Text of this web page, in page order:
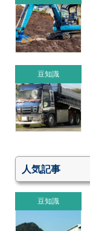
豆知識
人気記事
豆知識